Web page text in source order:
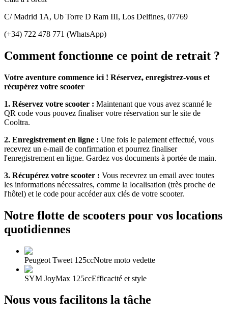
C/ Madrid 1A, Ub Torre D Ram III, Los Delfines, 07769
(+34) 722 478 771 (WhatsApp)
Comment fonctionne ce point de retrait ?
Votre aventure commence ici ! Réservez, enregistrez-vous et
récupérez votre scooter
1. Réservez votre scooter : Maintenant que vous avez scanné le
QR code vous pouvez finaliser votre réservation sur le site de
Cooltra.
2. Enregistrement en ligne : Une fois le paiement effectué, vous
recevrez un e-mail de confirmation et pourrez finaliser
l'enregistrement en ligne. Gardez vos documents à portée de main.
3. Récupérez votre scooter : Vous recevrez un email avec toutes
les informations nécessaires, comme la localisation (très proche de
l'hôtel) et le code pour accéder aux clés de votre scooter.
Notre flotte de scooters pour vos locations
quotidiennes
Peugeot Tweet 125ccNotre moto vedette
SYM JoyMax 125ccEfficacité et style
Nous vous facilitons la tâche